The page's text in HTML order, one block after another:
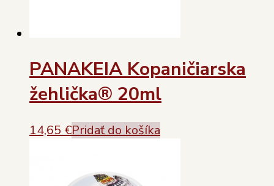
PANAKEIA Kopaničiarska
žehlička® 20ml
14,65 €Pridať do košíka